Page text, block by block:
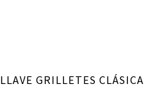
LLAVE GRILLETES CLÁSICA